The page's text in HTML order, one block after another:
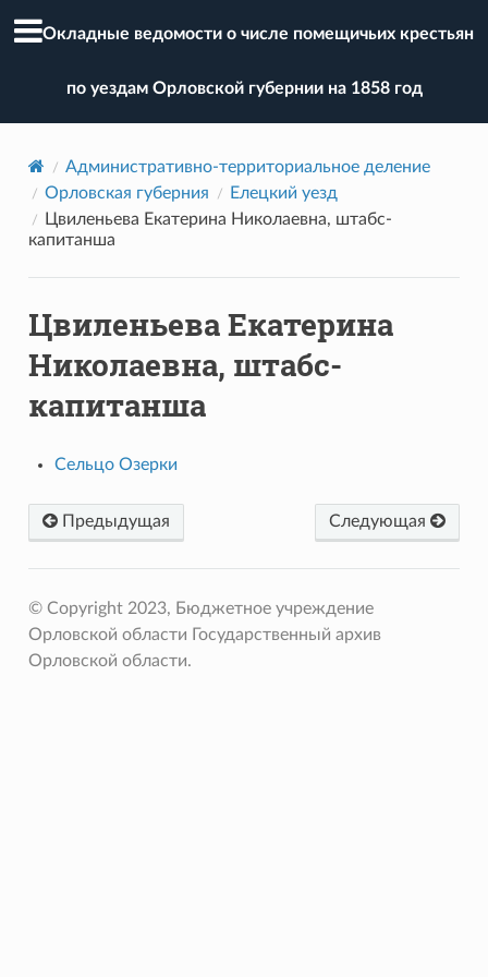
Окладные ведомости о числе помещичьих крестьян
по уездам Орловской губернии на 1858 год
Административно-территориальное деление
Орловская губерния
Елецкий уезд
Цвиленьева Екатерина Николаевна, штабс-
капитанша
Цвиленьева Екатерина
Николаевна, штабс-
капитанша
Сельцо Озерки
Предыдущая Следующая
© Copyright 2023, Бюджетное учреждение
Орловской области Государственный архив
Орловской области.